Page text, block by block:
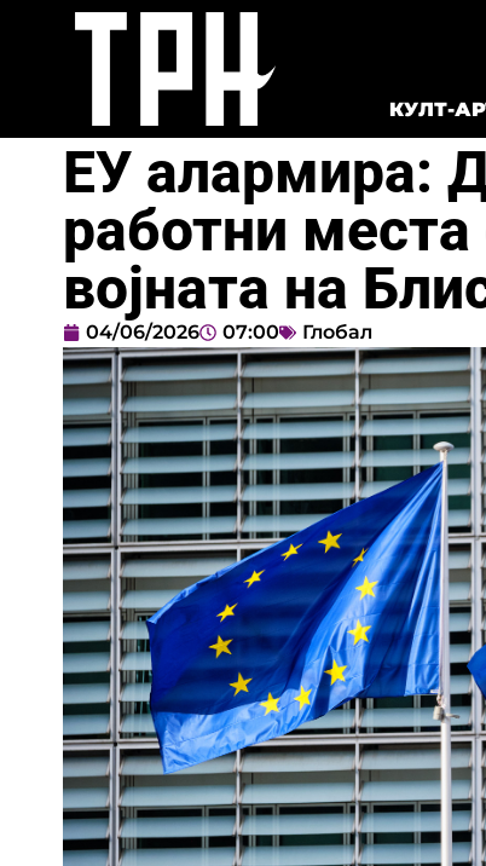
КУЛТ-
ЕУ алармира:
работни
војната на
04/06/2026 07:00 Глобал